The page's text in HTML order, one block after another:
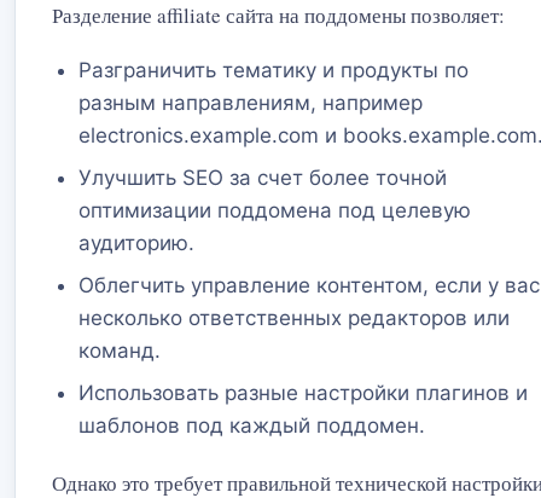
Разделение affiliate сайта на поддомены позволяет:
Разграничить тематику и продукты по
разным направлениям, например
electronics.example.com и
Улучшить SEO за счет более точной
оптимизации поддомена под целевую
аудиторию.
Облегчить управление контентом, если у вас
несколько ответственных редакторов или
команд.
Использовать разные настройки плагинов и
шаблонов под каждый поддомен.
Однако это требует правильной технической